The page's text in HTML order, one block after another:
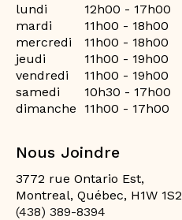
lundi
12h00 - 17h00
mardi
11h00 - 18h00
mercredi
11h00 - 18h00
jeudi
11h00 - 19h00
vendredi
11h00 - 19h00
samedi
10h30 - 17h00
dimanche
11h00 - 17h00
Nous Joindre
3772 rue Ontario Est,
Montreal, Québec, H1W 1S2
(438) 389-8394